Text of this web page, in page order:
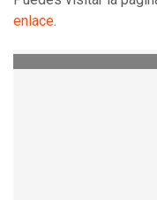
enlace.